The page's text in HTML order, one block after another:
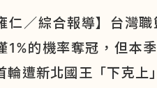
仁／綜合報導】台灣
1%的機率奪冠，但本
輪遭新北國王「下克